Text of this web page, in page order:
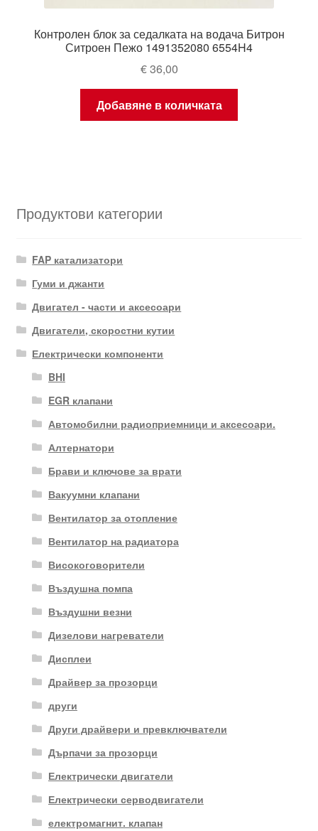
Контролен блок за седалката на водача Битрон
Ситроен Пежо 1491352080 6554H4
€36,00
Добавяне в количката
Продуктови категории
FAP катализатори
Гуми и джанти
Двигател - части и аксесоари
Двигатели, скоростни кутии
Електрически компоненти
BHI
EGR клапани
Автомобилни радиоприемници и аксесоари.
Алтернатори
Брави и ключове за врати
Вакуумни клапани
Вентилатор за отопление
Вентилатор на радиатора
Високоговорители
Въздушна помпа
Въздушни везни
Дизелови нагреватели
Дисплеи
Драйвер за прозорци
други
Други драйвери и превключватели
Дърпачи за прозорци
Електрически двигатели
Електрически серводвигатели
електромагнит. клапан